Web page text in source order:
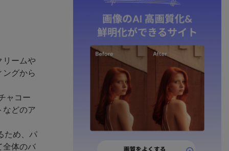
リームや
グから
ャコー
などのア
ため、パ
全体のバ